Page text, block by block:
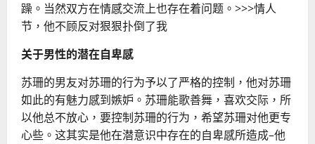
躁。当然双方在情感交流上也存在着问题。 >>>情人
节，他不顾反对狠狠扑倒了我
关于男性的潜在自卑感
苏珊的男友对苏珊的行为予以了严格的控制，他对苏珊
如此的有魅力感到嫉妒。苏珊能歌善舞，喜欢交际，所
以他总不放心，要控制苏珊的行为，希望苏珊对他更专
心些。这其实是他在潜意识中存在的自卑感所造成–他